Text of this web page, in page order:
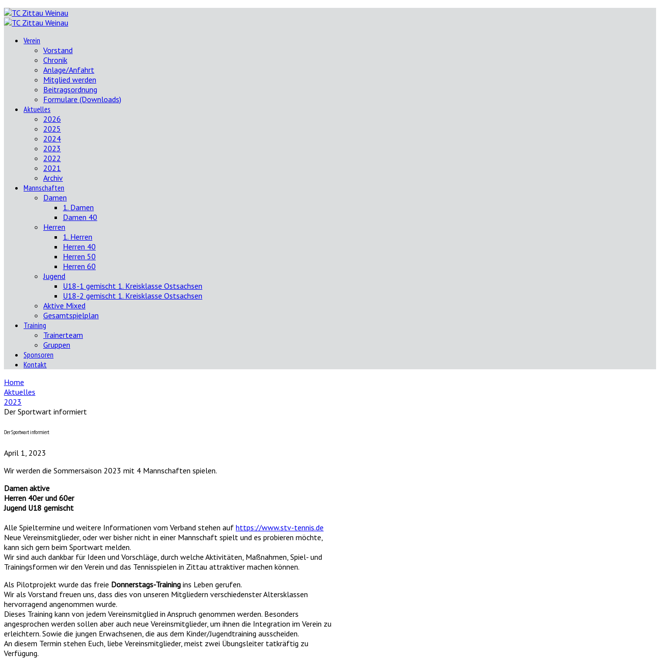
Verein
Vorstand
Chronik
Anlage/Anfahrt
Mitglied werden
Beitragsordnung
Formulare (Downloads)
Aktuelles
2026
2025
2024
2023
2022
2021
Archiv
Mannschaften
Damen
1. Damen
Damen 40
Herren
1. Herren
Herren 40
Herren 50
Herren 60
Jugend
U18-1 gemischt 1. Kreisklasse Ostsachsen
U18-2 gemischt 1. Kreisklasse Ostsachsen
Aktive Mixed
Gesamtspielplan
Training
Trainerteam
Gruppen
Sponsoren
Kontakt
Home
Aktuelles
2023
Der Sportwart informiert
Der Sportwart informiert
April 1, 2023
Wir werden die Sommersaison 2023 mit 4 Mannschaften spielen.
Damen aktive
Herren 40er und 60er
Jugend U18 gemischt
Alle Spieltermine und weitere Informationen vom Verband stehen auf https://www.stv-tennis.de
Neue Vereinsmitglieder, oder wer bisher nicht in einer Mannschaft spielt und es probieren möchte,
kann sich gern beim Sportwart melden.
Wir sind auch dankbar für Ideen und Vorschläge, durch welche Aktivitäten, Maßnahmen, Spiel- und
Trainingsformen wir den Verein und das Tennisspielen in Zittau attraktiver machen können.
Als Pilotprojekt wurde das freie Donnerstags-Training ins Leben gerufen.
Wir als Vorstand freuen uns, dass dies von unseren Mitgliedern verschiedenster Altersklassen
hervorragend angenommen wurde.
Dieses Training kann von jedem Vereinsmitglied in Anspruch genommen werden. Besonders
angesprochen werden sollen aber auch neue Vereinsmitglieder, um ihnen die Integration im Verein zu
erleichtern. Sowie die jungen Erwachsenen, die aus dem Kinder/Jugendtraining ausscheiden.
An diesem Termin stehen Euch, liebe Vereinsmitglieder, meist zwei Übungsleiter tatkräftig zu
Verfügung.